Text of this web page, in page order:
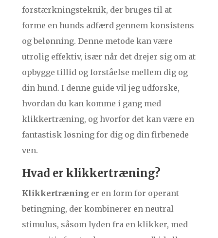
forstærkningsteknik, der bruges til at
forme en hunds adfærd gennem konsistens
og belønning. Denne metode kan være
utrolig effektiv, især når det drejer sig om at
opbygge tillid og forståelse mellem dig og
din hund. I denne guide vil jeg udforske,
hvordan du kan komme i gang med
klikkertræning, og hvorfor det kan være en
fantastisk løsning for dig og din firbenede
ven.
Hvad er klikkertræning?
Klikkertræninger en form for operant
betingning, der kombinerer en neutral
stimulus, såsom lyden fra en klikker, med